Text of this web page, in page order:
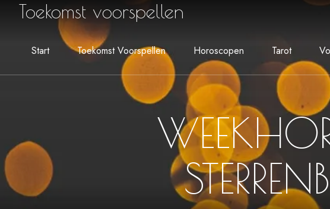
Toekomst voorspellen
Start Toekomst Voorspellen Horoscopen Tarot